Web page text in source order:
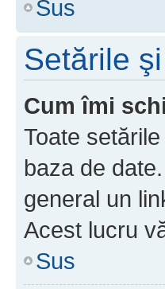
Sus
Setările
Cum îmi
Toate
baza de
general un
Acest lucru
Sus